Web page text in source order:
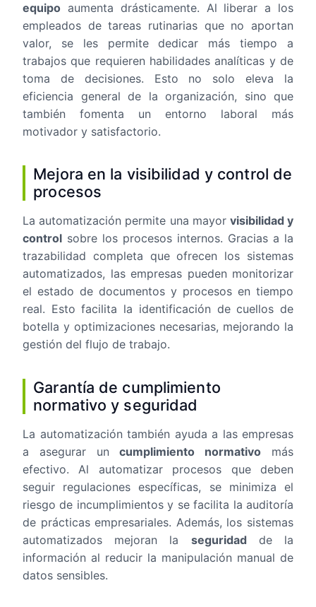
equipo aumenta drásticamente. Al liberar a los
empleados de tareas rutinarias que no aportan
valor, se les permite dedicar más tiempo a
trabajos que requieren habilidades analíticas y de
toma de decisiones. Esto no solo eleva la
eficiencia general de la organización, sino que
también fomenta un entorno laboral más
motivador y satisfactorio.
Mejora en la visibilidad y control de
procesos
La automatización permite una mayor visibilidad y
control sobre los procesos internos. Gracias a la
trazabilidad completa que ofrecen los sistemas
automatizados, las empresas pueden monitorizar
el estado de documentos y procesos en tiempo
real. Esto facilita la identificación de cuellos de
botella y optimizaciones necesarias, mejorando la
gestión del flujo de trabajo.
Garantía de cumplimiento
normativo y seguridad
La automatización también ayuda a las empresas
a asegurar uncumplimiento normativo más
efectivo. Al automatizar procesos que deben
seguir regulaciones específicas, se minimiza el
riesgo de incumplimientos y se facilita la auditoría
de prácticas empresariales. Además, los sistemas
automatizados mejoran la seguridad de la
información al reducir la manipulación manual de
datos sensibles.